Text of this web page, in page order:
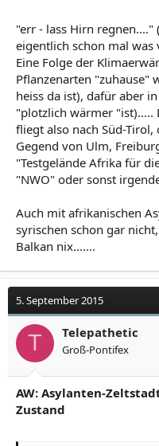
"err - lass Hirn
eigentlich schon mal
Eine Folge der
Pflanzenarten "zuhause"
heiss da ist), dafür aber
"plotzlich wärmer "ist).....
fliegt also nach Süd-Tirol,
Gegend von Ulm,
"Testgelände Afrika für
"NWO" oder sonst
Auch mit afrikanischen
syrischen schon gar
Balkan nix.......
5. September 2015
T Telepathetic
Groß-Pontifex
AW: Asylanten-
Zustand